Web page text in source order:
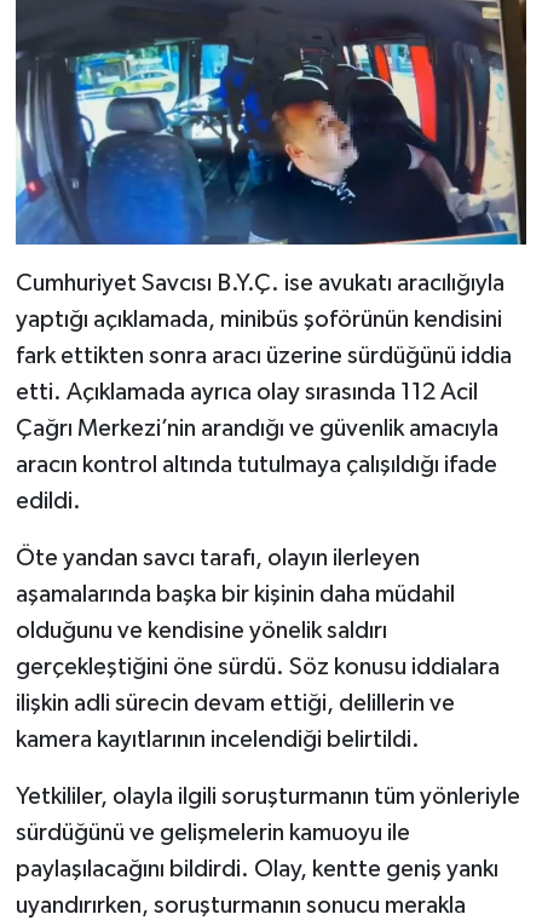
Cumhuriyet Savcısı B.Y.Ç. ise avukatı aracılığıyla
yaptığı açıklamada, minibüs şoförünün kendisini
fark ettikten sonra aracı üzerine sürdüğünü iddia
etti. Açıklamada ayrıca olay sırasında 112 Acil
Çağrı Merkezi’nin arandığı ve güvenlik amacıyla
aracın kontrol altında tutulmaya çalışıldığı ifade
edildi.
Öte yandan savcı tarafı, olayın ilerleyen
aşamalarında başka bir kişinin daha müdahil
olduğunu ve kendisine yönelik saldırı
gerçekleştiğini öne sürdü. Söz konusu iddialara
ilişkin adli sürecin devam ettiği, delillerin ve
kamera kayıtlarının incelendiği belirtildi.
Yetkililer, olayla ilgili soruşturmanın tüm yönleriyle
sürdüğünü ve gelişmelerin kamuoyu ile
paylaşılacağını bildirdi. Olay, kentte geniş yankı
uyandırırken, soruşturmanın sonucu merakla